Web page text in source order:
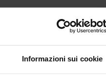
Informazioni sui cookie